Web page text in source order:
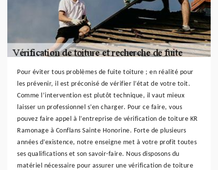
Pour éviter tous problèmes de fuite toiture ; en réalité pour
les prévenir, il est préconisé de vérifier l’état de votre toit.
Comme l’intervention est plutôt technique, il vaut mieux
laisser un professionnel s’en charger. Pour ce faire, vous
pouvez faire appel à l’entreprise de vérification de toiture KR
Ramonage à Conflans Sainte Honorine. Forte de plusieurs
années d’existence, notre enseigne met à votre profit toutes
ses qualifications et son savoir-faire. Nous disposons du
matériel nécessaire pour assurer une vérification de toiture